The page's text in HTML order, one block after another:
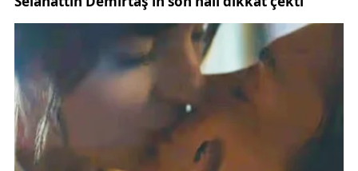
araziler ile akarsu kenarlarındaki tarım alanlarında
ciddi taşkınlar meydana geldi.
Uzun süre su altında kalan ekili alanlarda bitkilerin
kök sistemlerinin işlevini yerine getiremediğini
belirten Karaköy, bu nedenle bitkilerin sağlıklı
gelişim gösteremediğini ifade etti. Köklerin
oksijensiz kalması nedeniyle birçok ürünün